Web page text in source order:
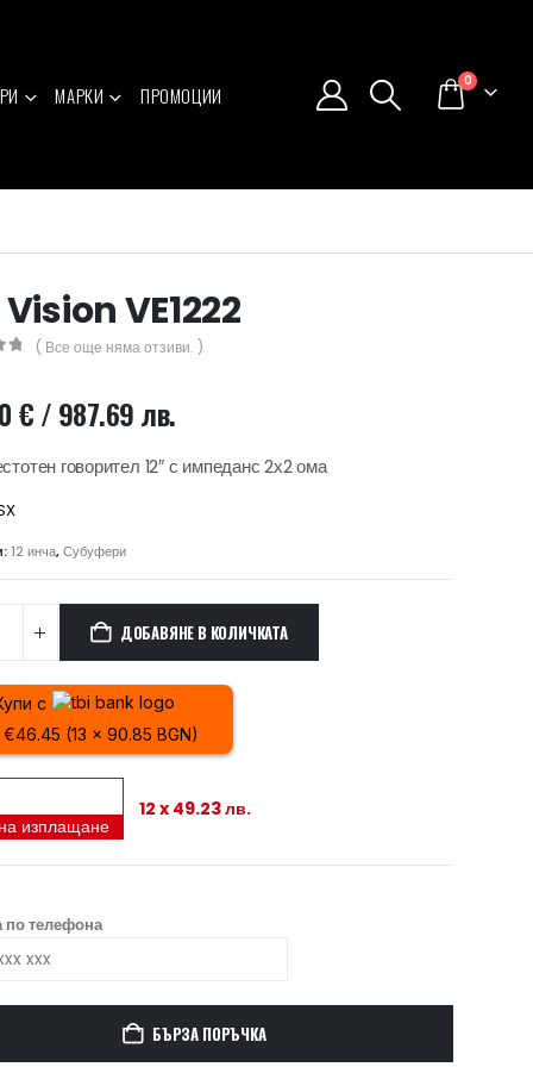
МАРКИ ПРОМОЦИИ
0
Vision VE1222
( Все още няма отзиви. )
€/ 987.69 лв.
говорител 12″ с импеданс 2х2 ома
12 инча,Субуфери
ДОБАВЯНЕ В КОЛИЧКАТА
с
€46.45 (13 x 90.85 BGN)
изплащане
12 x 49.23 лв.
по телефона
БЪРЗА ПОРЪЧКА